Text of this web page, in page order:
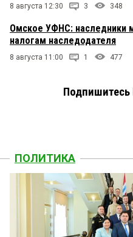
8 августа 12:30 3 348
Омское УФНС: наследники
налогам наследодателя
8 августа 11:00 1 477
Подпишитесь
ПОЛИТИКА